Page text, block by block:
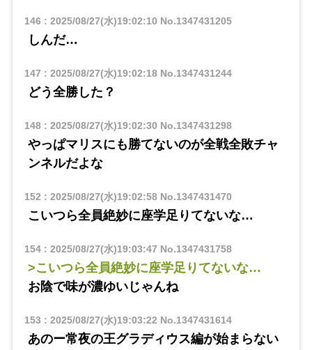
146 : 2025/08/27(水)19:02:10 No.1347431205
しんだ…
147 : 2025/08/27(水)19:02:18No.1347431244
どう全勝した？
148: 2025/08/27(水)19:02:30 No.1347431298
やっぱマリスにも勝てないのが全戦全敗チャ
ンネルだよな
152 : 2025/08/27(水)19:02:58No.1347431470
こいつら全員絶妙に座学足りてないな…
154: 2025/08/27(水)19:03:47 No.1347431758
>こいつら全員絶妙に座学足りてないな…
お陰で味が濃ゆいじゃんね
153 : 2025/08/27(水)19:03:22 No.1347431614
あのー常夜の王グラディウス編が始まらない